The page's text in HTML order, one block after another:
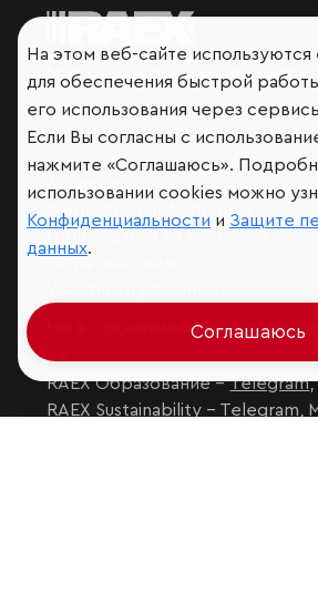
Мир сквозь призму рейтингов
Контактная информация
Мы в социальных сетях и
VK
RAEX Образование –Telegram,
RAEX Sustainability – Telegram
На этом веб-сайте используются
для обеспечения быстрой
его использования через
Если Вы согласны с
нажмите «Соглашаюсь».
использовании cookies можно
Конфиденциальности и Защите
данных.
Соглашаюсь